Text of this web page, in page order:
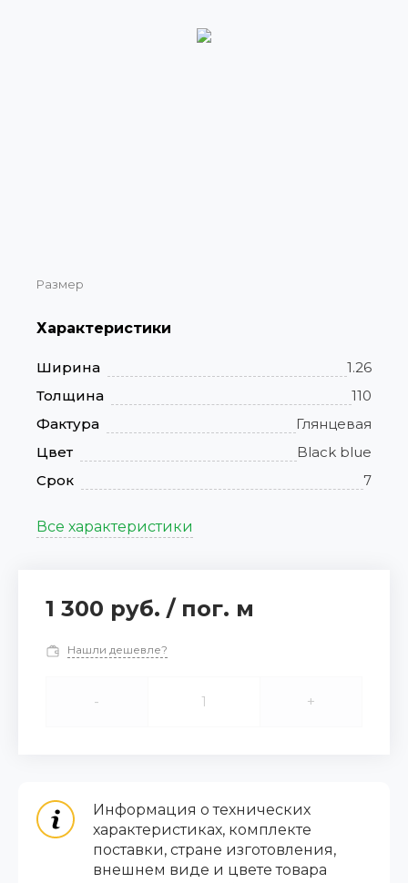
Размер
Характеристики
Ширина
1.26
Толщина
110
Фактура
Глянцевая
Цвет
Black blue
Срок
7
Все характеристики
1 300 руб. / пог. м
Нашли дешевле?
- +
Информация о технических
характеристиках, комплекте
поставки, стране изготовления,
внешнем виде и цвете товара